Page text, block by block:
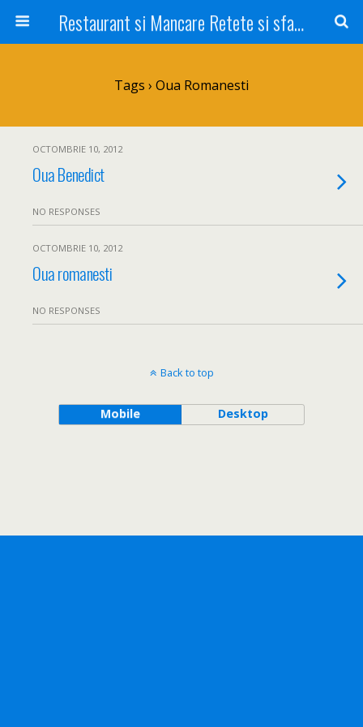
Restaurant si Mancare Retete si sfaturi Picant bun si rapid
Tags › Oua Romanesti
OCTOMBRIE 10, 2012
Oua Benedict
NO RESPONSES
OCTOMBRIE 10, 2012
Oua romanesti
NO RESPONSES
Back to top
Mobile Desktop